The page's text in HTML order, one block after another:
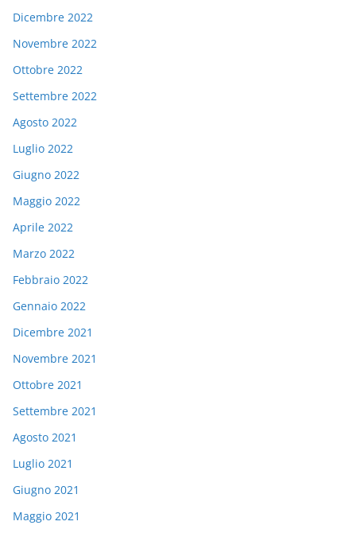
Dicembre 2022
Novembre 2022
Ottobre 2022
Settembre 2022
Agosto 2022
Luglio 2022
Giugno 2022
Maggio 2022
Aprile 2022
Marzo 2022
Febbraio 2022
Gennaio 2022
Dicembre 2021
Novembre 2021
Ottobre 2021
Settembre 2021
Agosto 2021
Luglio 2021
Giugno 2021
Maggio 2021